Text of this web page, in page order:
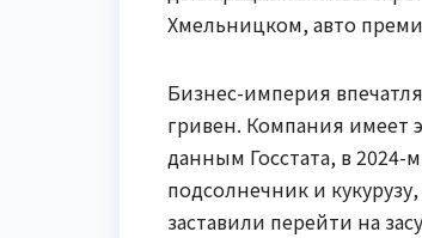
Хмельницком, авто
Бизнес-империя
гривен. Компания имеет
данным Госстата, в
подсолнечник и
заставили перейти на